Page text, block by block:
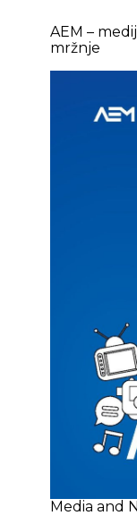
AEM –
mržnje
Media and